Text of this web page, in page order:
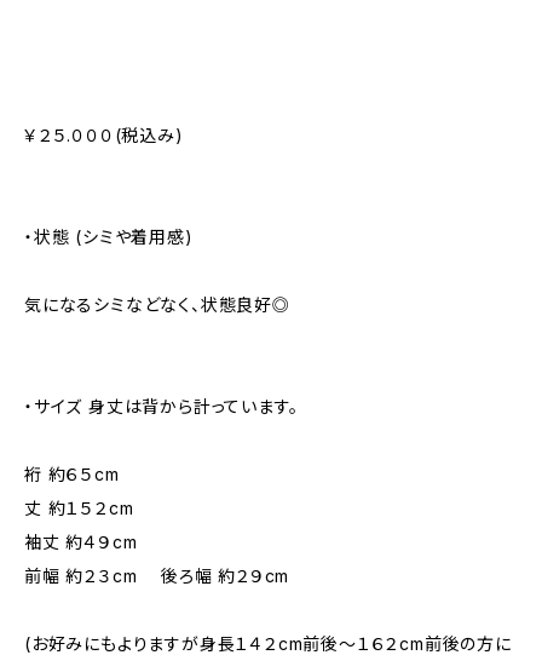
￥２５.０００(税込み)
・状態 (シミや着用感)
気になるシミなどなく、状態良好◎
・サイズ 身丈は背から計っています。
裄 約６５cm
丈 約１５２cm
袖丈 約４９cm
前幅 約２３cm 後ろ幅 約２９cm
(お好みにもよりますが身長１４２cm前後～１６２cm前後の方に